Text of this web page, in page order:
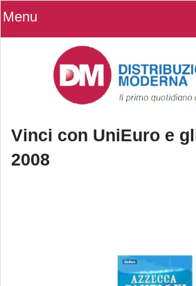
Menu
Vinci con UniEuro e
2008